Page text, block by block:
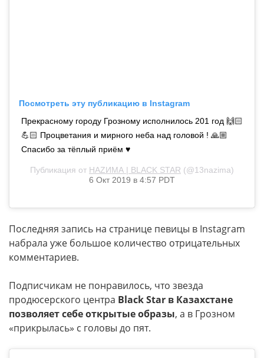
Посмотреть эту публикацию в Instagram
Прекрасному городу Грозному исполнилось 201 год 🙌🏻
💪🏻 Процветания и мирного неба над головой ! 🙏🏼⠀
Спасибо за тёплый приём ♥️
Публикация от НАZИМА | BLACK STAR (@13nazima)
6 Окт 2019 в 4:57 PDT
Последняя запись на странице певицы в Instagram
набрала уже большое количество отрицательных
комментариев.
Подписчикам не понравилось, что звезда
продюсерского центра Black Star в Казахстане
позволяет себе открытые образы, а в Грозном
«прикрылась» с головы до пят.